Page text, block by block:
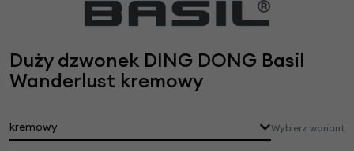
Duży dzwonek DING DONG Basil
Wanderlust kremowy
kremowy Wybierz wariant